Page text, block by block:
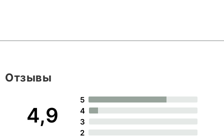
4,9
5
4
3
2
Отзывы